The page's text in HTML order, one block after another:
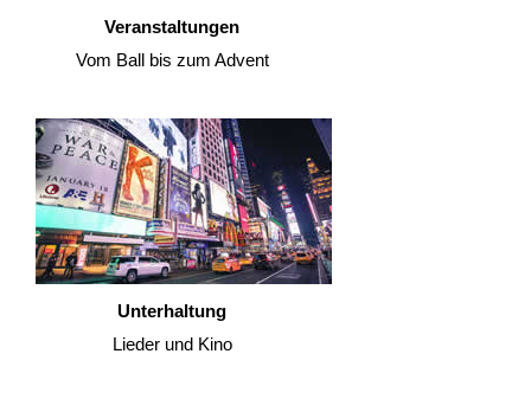
Veranstaltungen
Vom Ball bis zum Advent
Unterhaltung
Lieder und Kino